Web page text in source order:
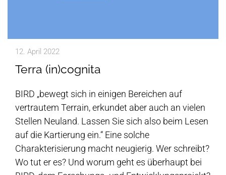
12. April 2022
Terra (in)cognita
BIRD „bewegt sich in einigen Bereichen auf
vertrautem Terrain, erkundet aber auch an vielen
Stellen Neuland. Lassen Sie sich also beim Lesen
auf die Kartierung ein.“ Eine solche
Charakterisierung macht neugierig. Wer schreibt?
Wo tut er es? Und worum geht es überhaupt bei